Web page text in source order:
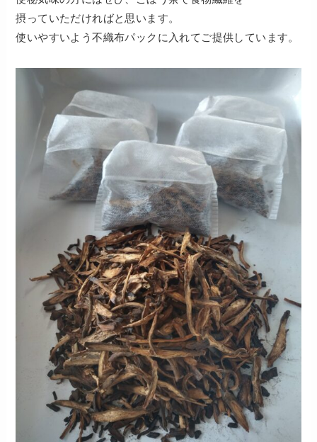
摂っていただければと思います。
使いやすいよう不織布パックに入れてご提供しています。